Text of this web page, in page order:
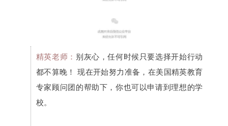
精英老师： 别灰心，任何时候只要选择开始行动
都不算晚！ 现在开始努力准备，在美国精英教育
专家顾问团的帮助下，你也可以申请到理想的学
校。